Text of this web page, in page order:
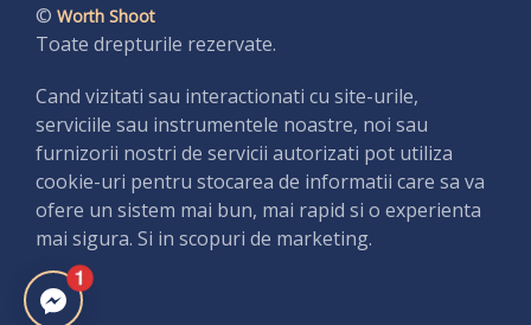
© Worth Shoot
Toate drepturile rezervate.
Cand vizitati sau interactionati cu site-urile,
serviciile sau instrumentele noastre, noi sau
furnizorii nostri de servicii autorizati pot utiliza
cookie-uri pentru stocarea de informatii care sa va
ofere un sistem mai bun, mai rapid si o experienta
mai sigura. Si in scopuri de marketing.